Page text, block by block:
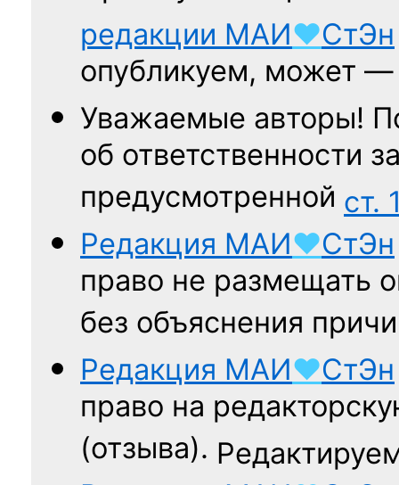
редакции МАИ♥СтЭн
опубликуем, может
Уважаемые авторы!
об ответственности
предусмотренной ст.
Редакция МАИ♥СтЭн
право не размещать
без объяснения
Редакция МАИ♥СтЭн
право на
(отзыва).